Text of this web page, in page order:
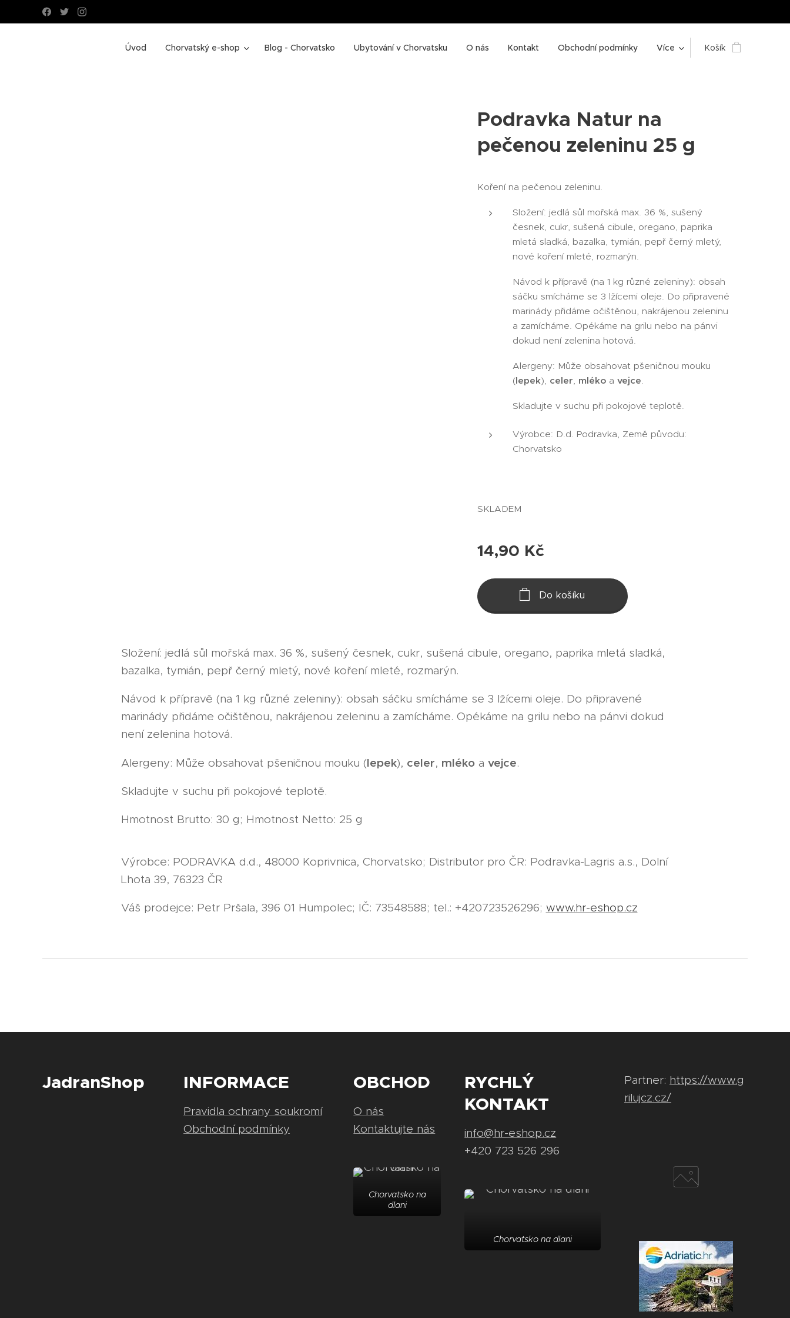
Úvod Chorvatský e-shop Blog - Chorvatsko Ubytování v Chorvatsku O nás Kontakt Obchodní podmínky Více Košík
Podravka Natur na
pečenou zeleninu 25 g
Koření na pečenou zeleninu.
Složení: jedlá sůl mořská max. 36 %, sušený
česnek, cukr, sušená cibule, oregano, paprika
mletá sladká, bazalka, tymián, pepř černý mletý,
nové koření mleté, rozmarýn.
Návod k přípravě (na 1 kg různé zeleniny): obsah
sáčku smícháme se 3 lžícemi oleje. Do připravené
marinády přidáme očištěnou, nakrájenou zeleninu
a zamícháme. Opékáme na grilu nebo na pánvi
dokud není zelenina hotová.
Alergeny: Může obsahovat pšeničnou mouku
(lepek), celer, mléko a vejce.
Skladujte v suchu při pokojové teplotě.
Výrobce: D.d. Podravka, Země původu:
Chorvatsko
SKLADEM
14,90 Kč
Do košíku
Složení: jedlá sůl mořská max. 36 %, sušený česnek, cukr, sušená cibule, oregano, paprika mletá sladká,
bazalka, tymián, pepř černý mletý, nové koření mleté, rozmarýn.
Návod k přípravě (na 1 kg různé zeleniny): obsah sáčku smícháme se 3 lžícemi oleje. Do připravené
marinády přidáme očištěnou, nakrájenou zeleninu a zamícháme. Opékáme na grilu nebo na pánvi dokud
není zelenina hotová.
Alergeny: Může obsahovat pšeničnou mouku (lepek), celer, mlékoa vejce.
Skladujte v suchu při pokojové teplotě.
Hmotnost Brutto: 30 g; Hmotnost Netto: 25 g
Výrobce: PODRAVKA d.d., 48000 Koprivnica, Chorvatsko; Distributor pro ČR: Podravka-Lagris a.s., Dolní
Lhota 39, 76323 ČR
Váš prodejce: Petr Pršala, 396 01 Humpolec; IČ: 73548588; tel.: +420723526296; www.hr-eshop.cz
JadranShop INFORMACE
Pravidla ochrany soukromí
Obchodní podmínky
OBCHOD
O nás
Kontaktujte nás
Chorvatsko na
dlani
RYCHLÝ
KONTAKT
info@hr-eshop.cz
+420 723 526 296
Chorvatsko na dlani
Partner: https://www.g
rilujcz.cz/